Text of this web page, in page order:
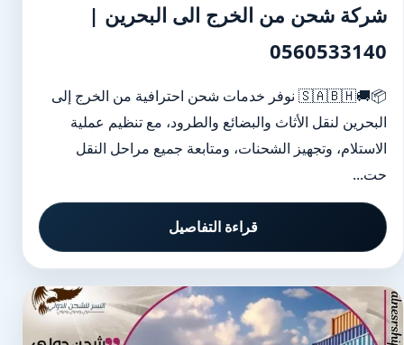
شركة شحن من الخرج الى البحرين |
0560533140
📦🚚🇸🇦🇧🇭 نوفر خدمات شحن احترافية من الخرج إلى
البحرين لنقل الأثاث والبضائع والطرود، مع تنظيم عملية
الاستلام، وتجهيز الشحنات، ومتابعة جميع مراحل النقل
حت...
قراءة التفاصيل